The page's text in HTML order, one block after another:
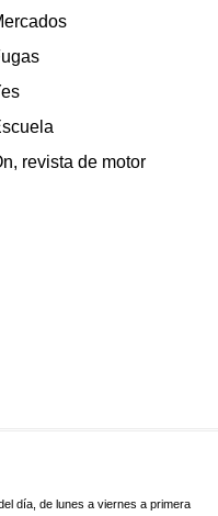
revista de motor
día, de lunes a viernes a primera